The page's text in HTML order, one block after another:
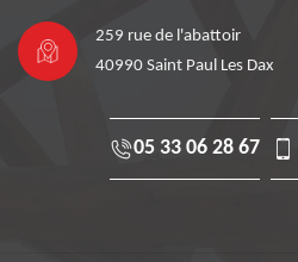
259 rue de l'abattoir
40990 Saint Paul Les Dax
05 33 06 28 67